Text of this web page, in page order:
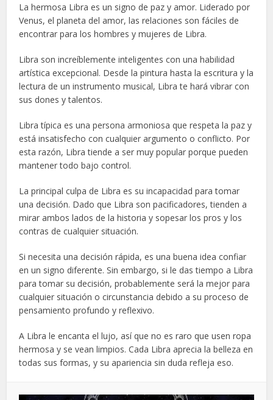
La hermosa Libra es un signo de paz y amor. Liderado por
Venus, el planeta del amor, las relaciones son fáciles de
encontrar para los hombres y mujeres de Libra.
Libra son increíblemente inteligentes con una habilidad
artística excepcional. Desde la pintura hasta la escritura y la
lectura de un instrumento musical, Libra te hará vibrar con
sus dones y talentos.
Libra típica es una persona armoniosa que respeta la paz y
está insatisfecho con cualquier argumento o conflicto. Por
esta razón, Libra tiende a ser muy popular porque pueden
mantener todo bajo control.
La principal culpa de Libra es su incapacidad para tomar
una decisión. Dado que Libra son pacificadores, tienden a
mirar ambos lados de la historia y sopesar los pros y los
contras de cualquier situación.
Si necesita una decisión rápida, es una buena idea confiar
en un signo diferente. Sin embargo, si le das tiempo a Libra
para tomar su decisión, probablemente será la mejor para
cualquier situación o circunstancia debido a su proceso de
pensamiento profundo y reflexivo.
A Libra le encanta el lujo, así que no es raro que usen ropa
hermosa y se vean limpios. Cada Libra aprecia la belleza en
todas sus formas, y su apariencia sin duda refleja eso.